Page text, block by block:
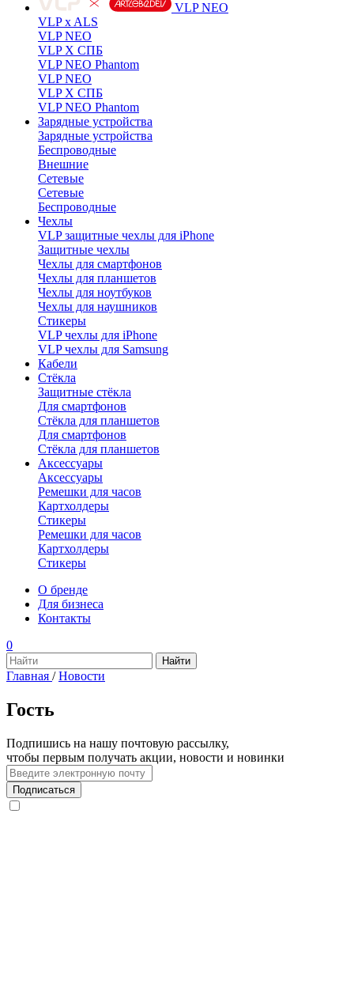
VLP NEO
VLP x ALS
VLP NEO
VLP X СПБ
VLP NEO Phantom
VLP NEO
VLP X СПБ
VLP NEO Phantom
Зарядные устройства
Зарядные устройства
Беспроводные
Внешние
Сетевые
Сетевые
Беспроводные
Чехлы
VLP защитные чехлы для iPhone
Защитные чехлы
Чехлы для смартфонов
Чехлы для планшетов
Чехлы для ноутбуков
Чехлы для наушников
Стикеры
VLP чехлы для iPhone
VLP чехлы для Samsung
Кабели
Стёкла
Защитные стёкла
Для смартфонов
Стёкла для планшетов
Для смартфонов
Стёкла для планшетов
Аксессуары
Аксессуары
Ремешки для часов
Картхолдеры
Стикеры
Ремешки для часов
Картхолдеры
Стикеры
О бренде
Для бизнеса
Контакты
0
Главная / Новости
Гость
Подпишись на нашу почтовую рассылку,
чтобы первым получать акции, новости и новинки
Подписаться